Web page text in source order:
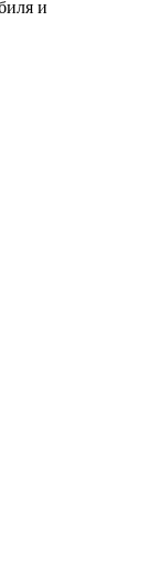
и